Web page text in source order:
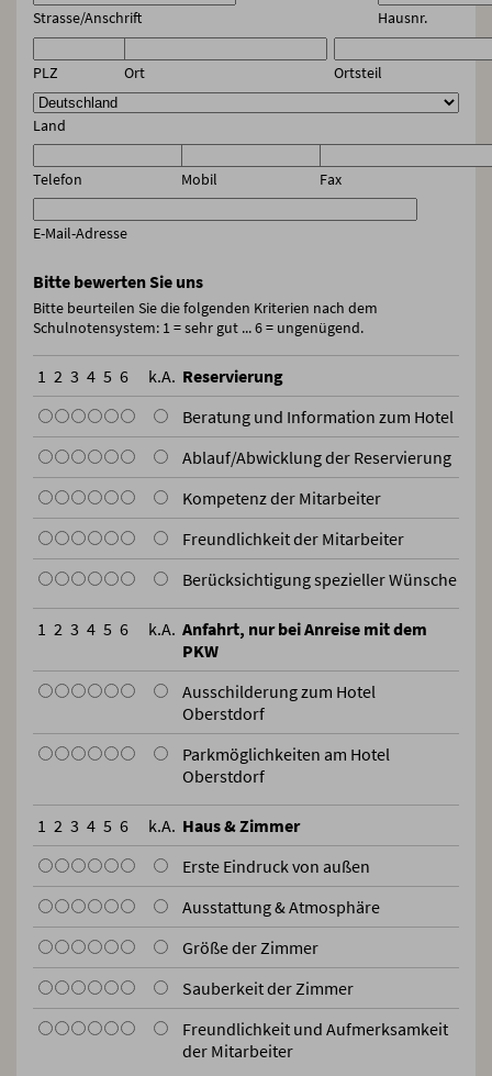
Strasse/Anschrift Hausnr.
PLZ Ort Ortsteil
Land
Telefon Mobil Fax
E-Mail-Adresse
Bitte bewerten Sie uns
Bitte beurteilen Sie die folgenden Kriterien nach dem
Schulnotensystem: 1 = sehr gut ... 6 = ungenügend.
1 2 3 4 5 6 k.A. Reservierung
Beratung und Information zum Hotel
Ablauf/Abwicklung der Reservierung
Kompetenz der Mitarbeiter
Freundlichkeit der Mitarbeiter
Berücksichtigung spezieller Wünsche
1 2 3 4 5 6 k.A. Anfahrt, nur bei Anreise mit dem
PKW
Ausschilderung zum Hotel
Oberstdorf
Parkmöglichkeiten am Hotel
Oberstdorf
1 2 3 4 5 6 k.A. Haus & Zimmer
Erste Eindruck von außen
Ausstattung & Atmosphäre
Größe der Zimmer
Sauberkeit der Zimmer
Freundlichkeit und Aufmerksamkeit
der Mitarbeiter